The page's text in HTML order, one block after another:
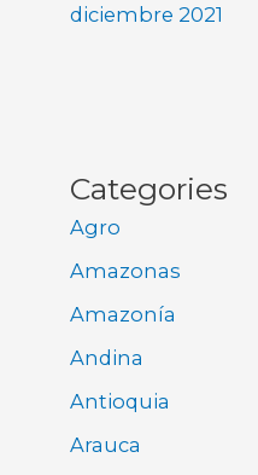
diciembre 2021
Categories
Agro
Amazonas
Amazonía
Andina
Antioquia
Arauca